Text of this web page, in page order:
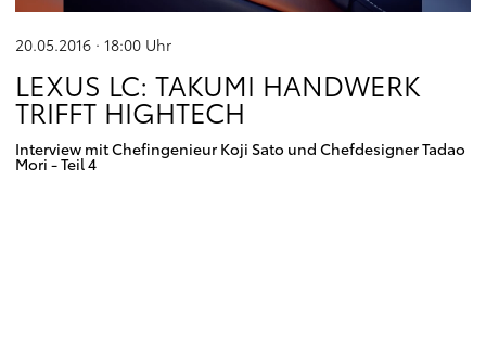
20.05.2016 · 18:00 Uhr
LEXUS LC: TAKUMI HANDWERK
TRIFFT HIGHTECH
Interview mit Chefingenieur Koji Sato und Chefdesigner Tadao
Mori - Teil 4